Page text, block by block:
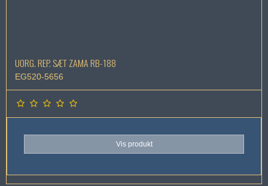
UORG. REP. SÆT ZAMA RB-188
EG520-5656
Vis produkt